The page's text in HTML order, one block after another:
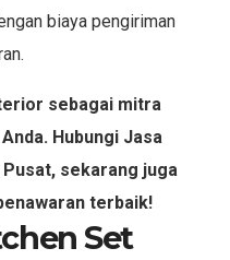
biaya pengiriman
sebagai mitra
Hubungi Jasa
sekarang juga
terbaik!
Set